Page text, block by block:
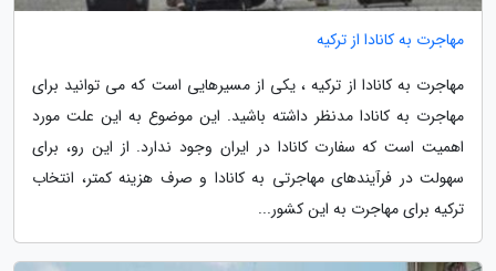
مهاجرت به کانادا از ترکیه
مهاجرت به کانادا از ترکیه ، یکی از مسیرهایی است که می توانید برای
مهاجرت به کانادا مدنظر داشته باشید. این موضوع به این علت مورد
اهمیت است که سفارت کانادا در ایران وجود ندارد. از این رو، برای
سهولت در فرآیندهای مهاجرتی به کانادا و صرف هزینه کمتر، انتخاب
ترکیه برای مهاجرت به این کشور...